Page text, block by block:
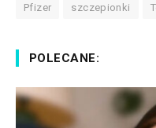
Pfizer szczepionki
POLECANE: